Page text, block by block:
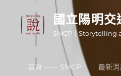
content
國立陽明
SMCP｜Storytelling
首頁 —— SMCP 最新消